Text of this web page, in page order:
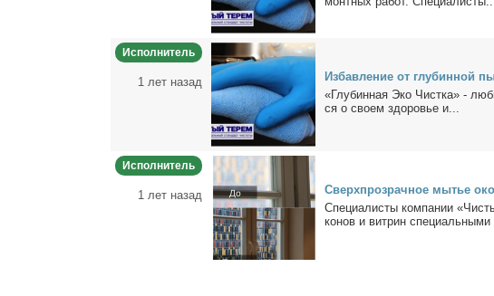
Исполнитель
1 лет назад
Из­бав­ле­ние от глу­бин­ной
«Глу­бин­ная Эко Чист­ка» -
ся о сво­ем здо­ро­вье и...
Исполнитель
1 лет назад
Сверх­про­зрач­ное мы­тье
Спе­ци­а­ли­сты ком­па­нии
ко­нов и вит­рин спе­ци­аль­ны­ми